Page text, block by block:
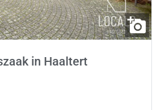
in Haaltert